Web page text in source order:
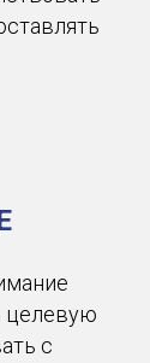
целевую
с